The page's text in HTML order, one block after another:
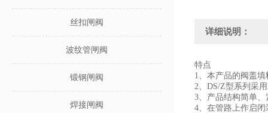
丝扣闸阀
波纹管闸阀
锻钢闸阀
焊接闸阀
详细说明：
特点
1、本产品的阀盖
2、DS/Z型系列采
3、产品结构简单
4、在管路上作启